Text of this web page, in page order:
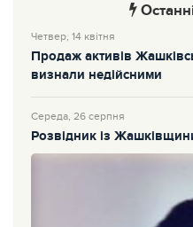
Четвер, 14 квітня
Продаж активів
визнали недійсними
Середа, 26 серпня
Розвідник із